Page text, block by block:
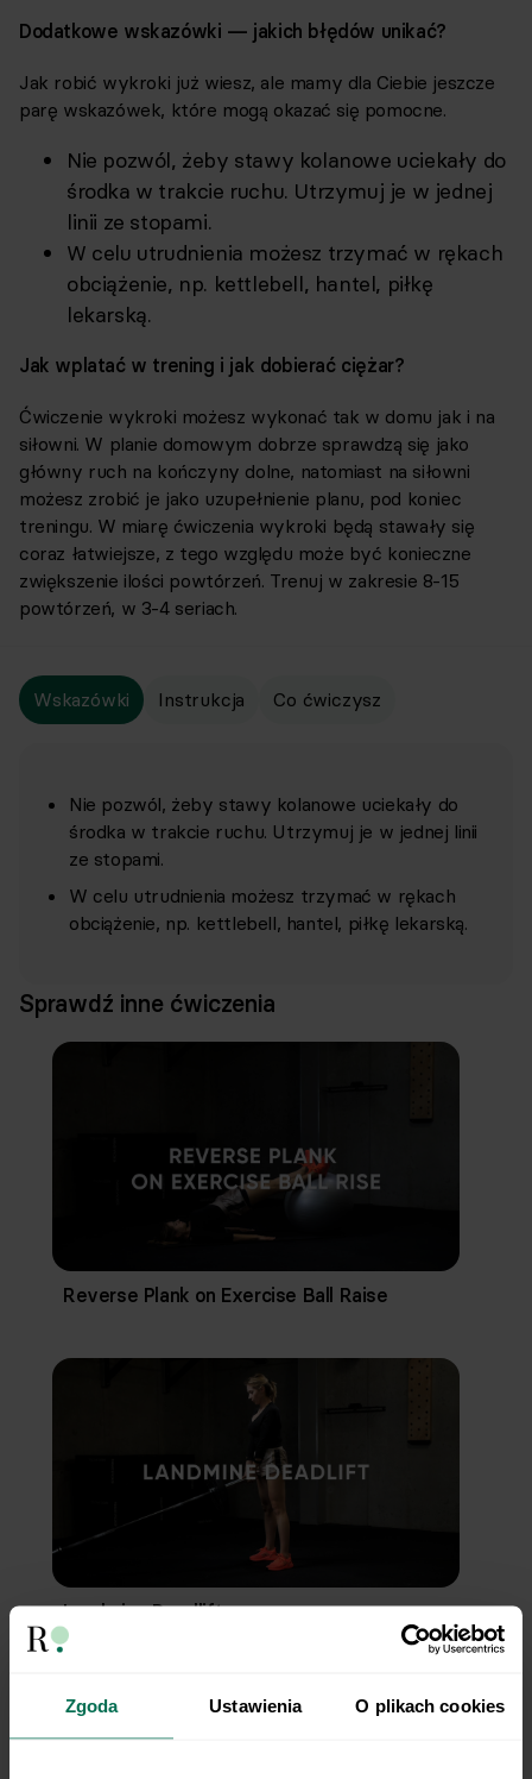
Zgoda Ustawienia O plikach cookies
Dodatkowe wskazówki — jakich błędów unikać?
Jak robić wykroki już wiesz, ale mamy dla Ciebie jeszcze
parę wskazówek, które mogą okazać się pomocne.
Nie pozwól, żeby stawy kolanowe uciekały do
środka w trakcie ruchu. Utrzymuj je w jednej
linii ze stopami.
W celu utrudnienia możesz trzymać w rękach
obciążenie, np. kettlebell, hantel, piłkę
lekarską.
Jak wplatać w trening i jak dobierać ciężar?
Ćwiczenie wykroki możesz wykonać tak w domu jak i na
siłowni. W planie domowym dobrze sprawdzą się jako
główny ruch na kończyny dolne, natomiast na siłowni
możesz zrobić je jako uzupełnienie planu, pod koniec
treningu. W miarę ćwiczenia wykroki będą stawały się
coraz łatwiejsze, z tego względu może być konieczne
zwiększenie ilości powtórzeń. Trenuj w zakresie 8-15
powtórzeń, w 3-4 seriach.
Wskazówki Instrukcja Co ćwiczysz
Nie pozwól, żeby stawy kolanowe uciekały do
środka w trakcie ruchu. Utrzymuj je w jednej linii
ze stopami.
W celu utrudnienia możesz trzymać w rękach
obciążenie, np. kettlebell, hantel, piłkę lekarską.
Sprawdź inne ćwiczenia
Reverse Plank on Exercise Ball Raise
Landmine Deadlift